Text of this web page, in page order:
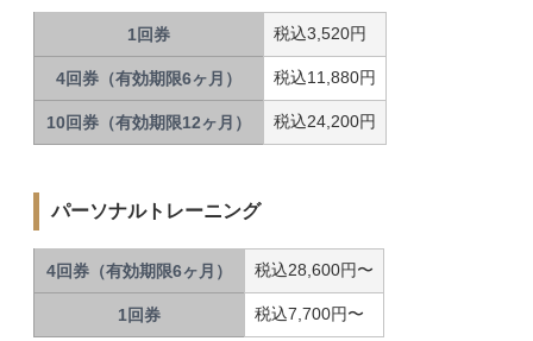
1回券 税込3,520円
4回券（有効期限6ヶ月） 税込11,880円
10回券（有効期限12ヶ月） 税込24,200円
パーソナルトレーニング
4回券（有効期限6ヶ月） 税込28,600円〜
1回券 税込7,700円〜